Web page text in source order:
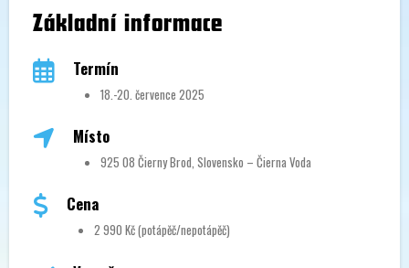
Základní informace
Termín
18.-20. července 2025
Místo
925 08 Čierny Brod, Slovensko – Čierna Voda
Cena
2 990 Kč (potápěč/nepotápěč)